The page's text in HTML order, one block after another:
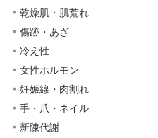
乾燥肌・肌荒れ
傷跡・あざ
冷え性
女性ホルモン
妊娠線・肉割れ
手・爪・ネイル
新陳代謝